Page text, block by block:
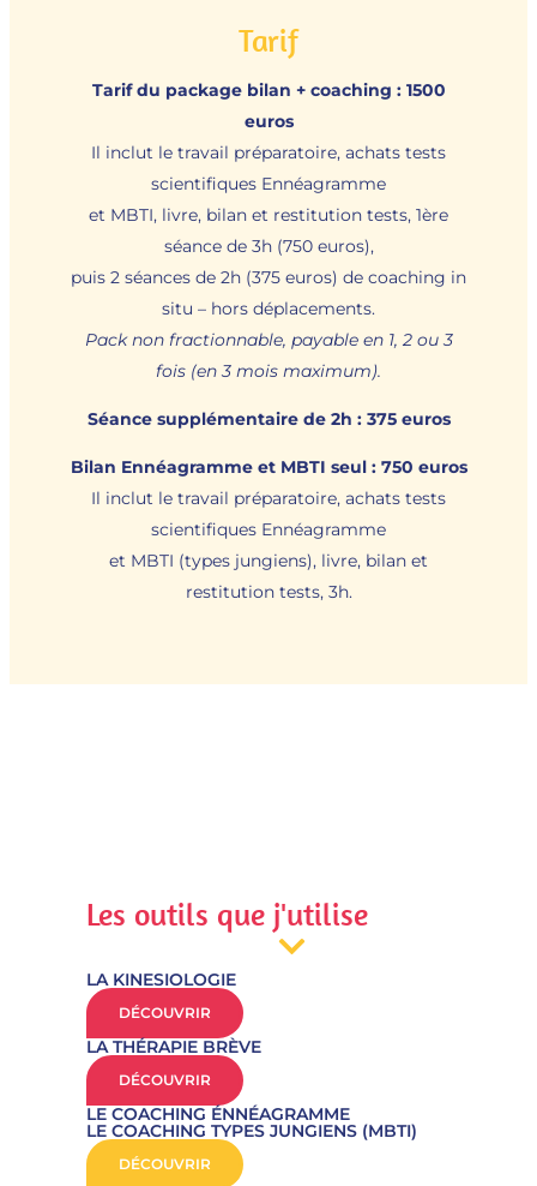
Tarif
Tarif du package bilan + coaching : 1500
euros
Il inclut le travail préparatoire, achats tests
scientifiques Ennéagramme
et MBTI, livre, bilan et restitution tests, 1ère
séance de 3h (750 euros),
puis 2 séances de 2h (375 euros) de coaching in
situ – hors déplacements.
Pack non fractionnable, payable en 1, 2 ou 3
fois (en 3 mois maximum).
Séance supplémentaire de 2h : 375 euros
Bilan Ennéagramme et MBTI seul : 750 euros
Il inclut le travail préparatoire, achats tests
scientifiques Ennéagramme
et MBTI (types jungiens), livre, bilan et
restitution tests, 3h.
Les outils que j'utilise
LA KINESIOLOGIE
DÉCOUVRIR
LA THÉRAPIE BRÈVE
DÉCOUVRIR
LE COACHING ÉNNÉAGRAMME
LE COACHING TYPES JUNGIENS (MBTI)
DÉCOUVRIR